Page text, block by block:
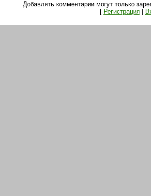
Добавлять комментарии могут только
[ Регистрация|